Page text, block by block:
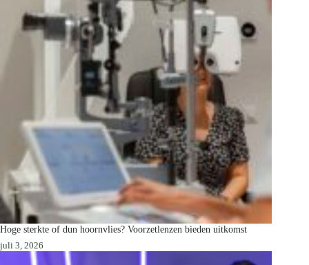
Hoge sterkte of dun hoornvlies? Voorzetlenzen bieden uitkomst
juli 3, 2026